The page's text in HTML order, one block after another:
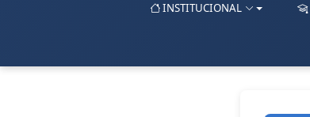
INSTITUCIONAL